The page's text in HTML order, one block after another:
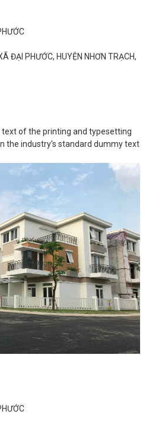
ĐẠI PHƯỚC, HUYỆN NHƠN TRẠCH,
of the printing and typesetting
the industry's standard dummy text